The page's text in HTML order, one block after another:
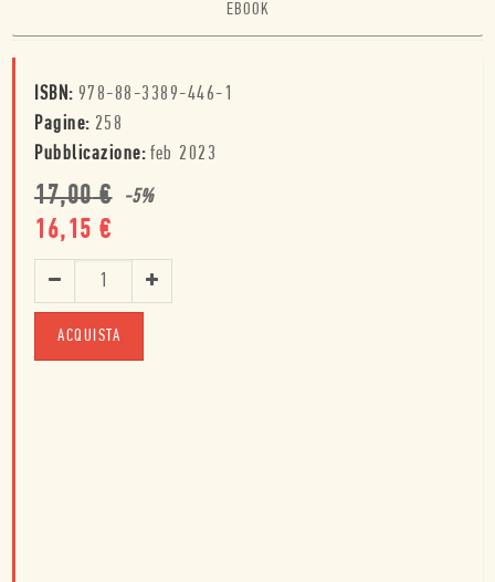
EBOOK
ISBN: 978-88-3389-446-1
Pagine: 258
Pubblicazione: feb 2023
17,00€ -5%
16,15 €
ACQUISTA